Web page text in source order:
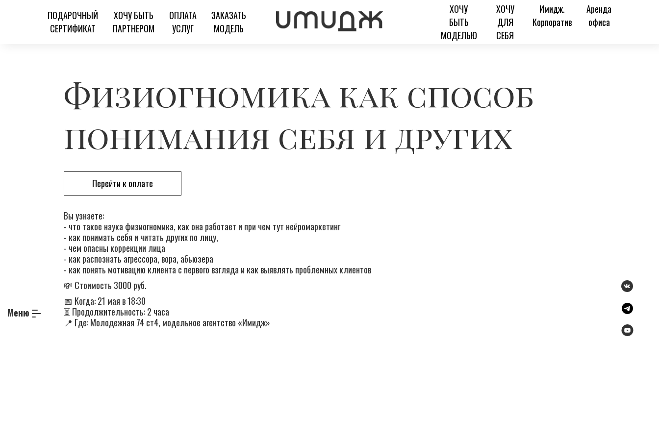
ПОДАРОЧНЫЙ
СЕРТИФИКАТ
ХОЧУ БЫТЬ
ПАРТНЕРОМ
ОПЛАТА
УСЛУГ
ЗАКАЗАТЬ
МОДЕЛЬ
ХОЧУ
БЫТЬ
МОДЕЛЬЮ
ХОЧУ
ДЛЯ
СЕБЯ
Имидж.
Корпоратив
Аренда
офиса
Меню
Физиогномика как способ
понимания себя и других
Перейти к оплате
Вы узнаете:
- что такое наука физиогномика, как она работает и при чем тут нейромаркетинг
- как понимать себя и читать других по лицу,
- чем опасны коррекции лица
- как распознать агрессора, вора, абьюзера
- как понять мотивацию клиента с первого взгляда и как выявлять проблемных клиентов
💸 Стоимость 3000 руб.
📅 Когда: 21 мая в 18:30
⏳ Продолжительность: 2 часа
📍 Где: Молодежная 74 ст4, модельное агентство «Имидж»